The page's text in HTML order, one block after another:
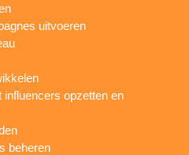
uitvoeren
opzetten en
beheren